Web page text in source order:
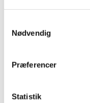
Nødvendig
Præferencer
Statistik
Flere initiativer i
og trivsel, da
Data viser, at
parforhold